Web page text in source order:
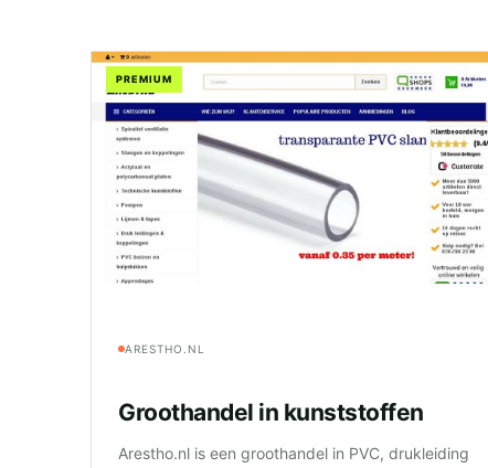
PREMIUM
ARESTHO.NL
Groothandel in kunststoffen
Arestho.nl is een groothandel in PVC, drukleiding